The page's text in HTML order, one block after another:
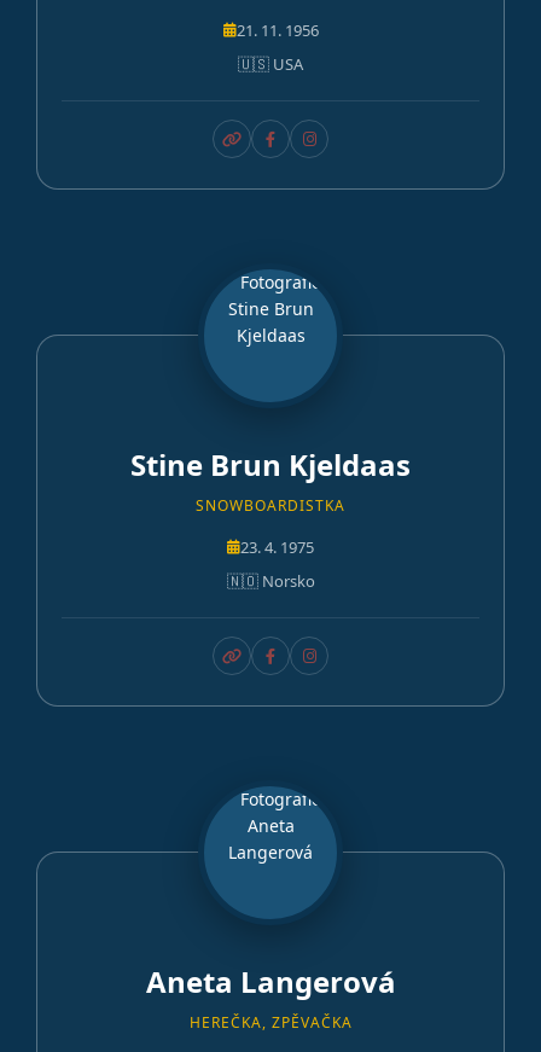
21. 11. 1956
🇺🇸 USA
Stine Brun Kjeldaas
SNOWBOARDISTKA
23. 4. 1975
🇳🇴 Norsko
Aneta Langerová
HEREČKA, ZPĚVAČKA